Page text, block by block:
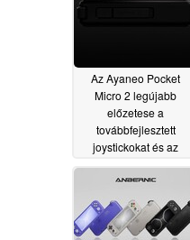
Az Ayaneo Pocket
Micro 2 legújabb
előzetese a
továbbfejlesztett
joystickokat és az
kialakítást mutatja be
06/23/2026